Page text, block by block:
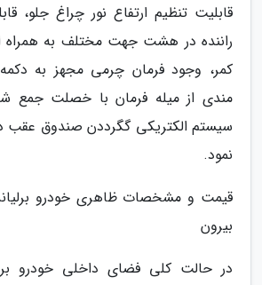
قابلیت تنظیم ارتفاع نور چراغ جلو،
راننده در هشت جهت مختلف به همراه
کمر، وجود فرمان چرمی مجهز به
مندی از میله فرمان با خصلت جمع
سیستم الکتریکی گگرددن صندوق عقب
نمود.
بیرون